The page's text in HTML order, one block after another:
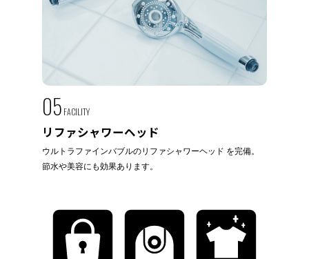
05 FACILITY
リファシャワーヘッド
ウルトラファインバブルのリファシャワーヘッド を完備。
節水や美容にも効果あります。